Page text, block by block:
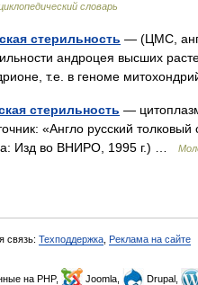
словарь
стерильность — (ЦМС,
андроцея высших
т.е. в геноме
стерильность —
«Англо русский
Изд во ВНИРО, 1995 г.) …
связь: Техподдержка Реклама на сайте
на PHP, Joomla, Drupal,